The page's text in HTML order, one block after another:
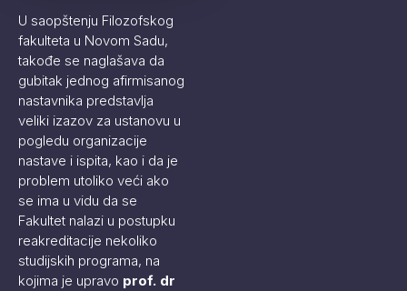
U saopštenju Filozofskog
fakulteta u Novom Sadu,
takođe se naglašava da
gubitak jednog afirmisanog
nastavnika predstavlja
veliki izazov za ustanovu u
pogledu organizacije
nastave i ispita, kao i da je
problem utoliko veći ako
se ima u vidu da se
Fakultet nalazi u postupku
reakreditacije nekoliko
studijskih programa, na
kojima je upravo prof. dr